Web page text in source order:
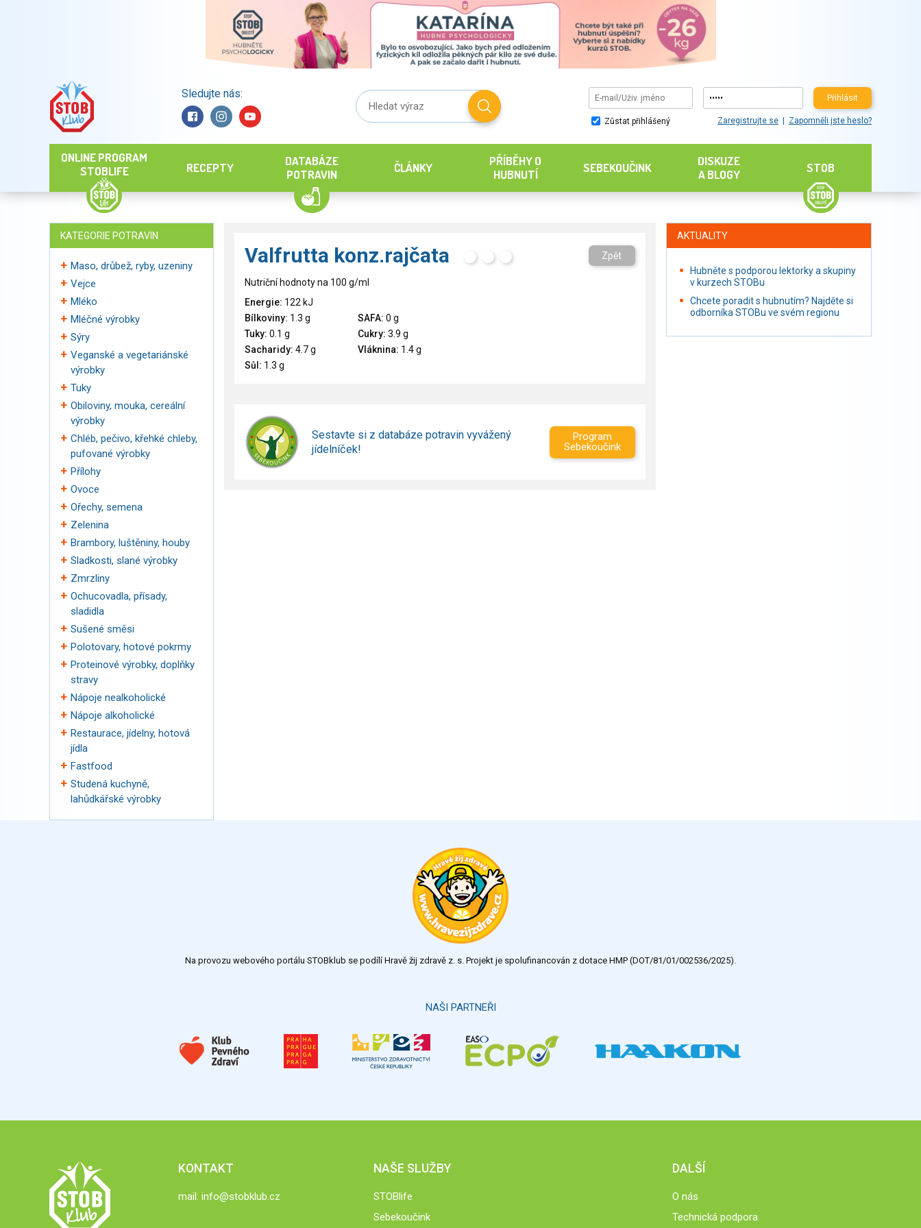
Sledujte nás: Přihlásit
Zůstat přihlášený Zaregistrujte se Zapomněli jste heslo?
ONLINE PROGRAM
STOBLIFE
RECEPTY
DATABÁZE
POTRAVIN
ČLÁNKY
PŘÍBĚHY O
HUBNUTÍ
SEBEKOUČINK
DISKUZE
A BLOGY
STOB
KATEGORIE POTRAVIN
Maso, drůbež, ryby, uzeniny
Vejce
Mléko
Mléčné výrobky
Sýry
Veganské a vegetariánské
výrobky
Tuky
Obiloviny, mouka, cereální
výrobky
Chléb, pečivo, křehké chleby,
pufované výrobky
Přílohy
Ovoce
Ořechy, semena
Zelenina
Brambory, luštěniny, houby
Sladkosti, slané výrobky
Zmrzliny
Ochucovadla, přísady,
sladidla
Sušené směsi
Polotovary, hotové pokrmy
Proteinové výrobky, doplňky
stravy
Nápoje nealkoholické
Nápoje alkoholické
Restaurace, jídelny, hotová
jídla
Fastfood
Studená kuchyně,
lahůdkářské výrobky
Valfrutta konz.rajčata Zpět
Nutriční hodnoty na 100 g/ml
Energie: 122 kJ
Bílkoviny: 1.3 g SAFA: 0 g
Tuky: 0.1 g Cukry: 3.9 g
Sacharidy: 4.7 g Vláknina: 1.4 g
Sůl: 1.3 g
Sestavte si z databáze potravin vyvážený
jídelníček!
Program
Sebekoučink
AKTUALITY
Hubněte s podporou lektorky a skupiny
v kurzech STOBu
Chcete poradit s hubnutím? Najděte si
odborníka STOBu ve svém regionu
Na provozu webového portálu STOBklub se podílí Hravě žij zdravě z. s. Projekt je spolufinancován z dotace HMP (DOT/81/01/002536/2025).
NAŠI PARTNEŘI
KONTAKT
mail: info@stobklub.cz
NAŠE SLUŽBY
STOBlife
Sebekoučink
DALŠÍ
O nás
Technická podpora